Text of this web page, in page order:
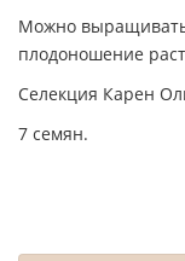
Можно выращивать
плодоношение
Селекция Карен
7 семян.